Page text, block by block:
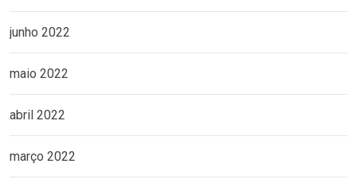
junho 2022
maio 2022
abril 2022
março 2022